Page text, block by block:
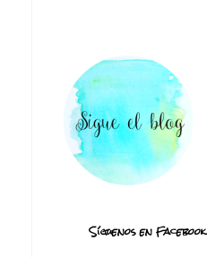
Síguenos en Facebook